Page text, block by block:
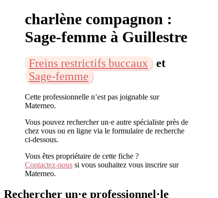
charlène compagnon :
Sage-femme à Guillestre
Freins restrictifs buccaux
et
Sage-femme
Cette professionnelle n’est pas joignable sur
Materneo.
Vous pouvez rechercher un·e autre spécialiste près de
chez vous ou en ligne via le formulaire de recherche
ci-dessous.
Vous êtes propriétaire de cette fiche ?
Contactez-nous si vous souhaitez vous inscrire sur
Materneo.
Rechercher un·e professionnel·le